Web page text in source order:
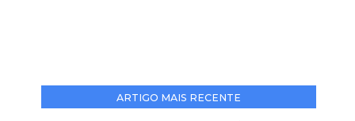
ARTIGO MAIS RECENTE